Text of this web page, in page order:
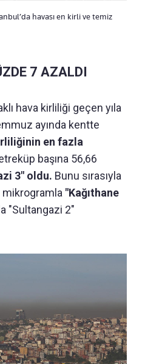
havası en kirli ve temiz
7 AZALDI
hava kirliliği geçen yıla
ayında kentte
en fazla
başına 56,66
3" oldu. Bunu sırasıyla
mikrogramla "Kağıthane
"Sultangazi 2"